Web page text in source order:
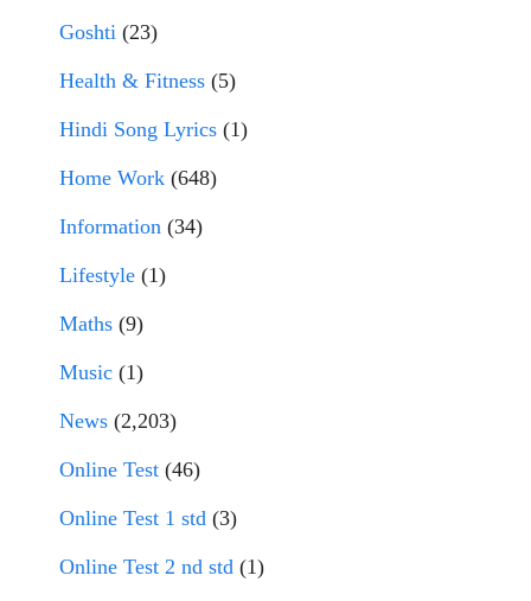
Goshti (23)
Health & Fitness (5)
Hindi Song Lyrics (1)
Home Work (648)
Information (34)
Lifestyle (1)
Maths (9)
Music (1)
News (2,203)
Online Test (46)
Online Test 1 std (3)
Online Test 2 nd std (1)